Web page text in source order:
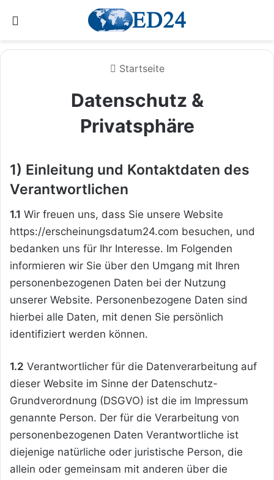
Startseite
Datenschutz &
Privatsphäre
1) Einleitung und Kontaktdaten des
Verantwortlichen
1.1 Wir freuen uns, dass Sie unsere Website
https://erscheinungsdatum24.com besuchen, und
bedanken uns für Ihr Interesse. Im Folgenden
informieren wir Sie über den Umgang mit Ihren
personenbezogenen Daten bei der Nutzung
unserer Website. Personenbezogene Daten sind
hierbei alle Daten, mit denen Sie persönlich
identifiziert werden können.
1.2 Verantwortlicher für die Datenverarbeitung auf
dieser Website im Sinne der Datenschutz-
Grundverordnung (DSGVO) ist die im Impressum
genannte Person. Der für die Verarbeitung von
personenbezogenen Daten Verantwortliche ist
diejenige natürliche oder juristische Person, die
allein oder gemeinsam mit anderen über die